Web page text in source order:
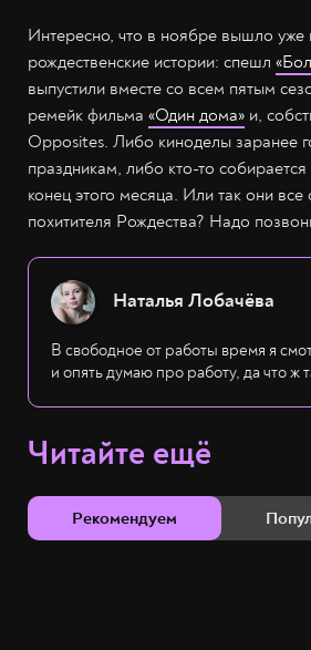
Интересно, что в ноябре вышло уже
рождественские истории: спешл
выпустили вместе со всем пятым
ремейк фильма «Один дома» и,
Opposites. Либо киноделы заранее
праздникам, либо кто-то собирается
конец этого месяца. Или так они
похитителя Рождества? Надо
Наталья Лобачёва
В свободное от работы время я
и опять думаю про работу, да что ж
Читайте ещё
Рекомендуем